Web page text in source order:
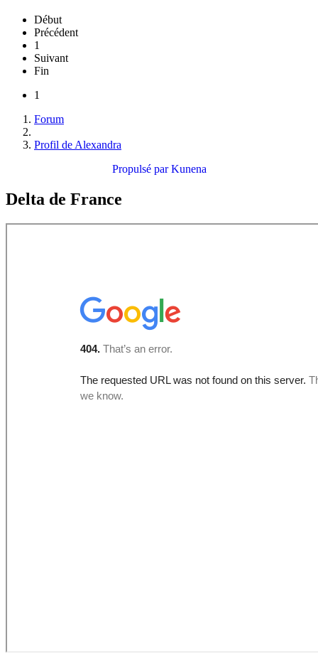
Début
Précédent
1
Suivant
Fin
1
Forum
Profil de Alexandra
Propulsé parKunena
Delta de France